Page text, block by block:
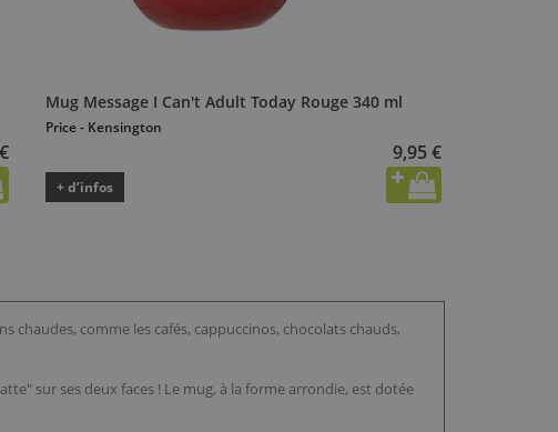
Mug Message I Can't Adult Today Rouge 340 ml
Price - Kensington
9,95 €
+ d’infos
chaudes, comme les cafés, cappuccinos, chocolats chauds,
sur ses deux faces ! Le mug, à la forme arrondie, est dotée